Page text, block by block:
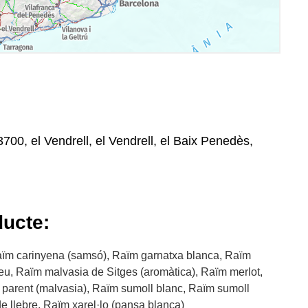
el Vendrell, el Vendrell, el Baix Penedès,
carinyena (samsó), Raïm garnatxa blanca, Raïm
Raïm malvasia de Sitges (aromàtica), Raïm merlot,
(malvasia), Raïm sumoll blanc, Raïm sumoll
llebre, Raïm xarel·lo (pansa blanca)